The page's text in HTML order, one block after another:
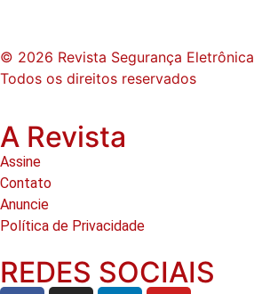
© 2026 Revista Segurança Eletrônica
Todos os direitos reservados
A Revista
Assine
Contato
Anuncie
Política de Privacidade
REDES SOCIAIS